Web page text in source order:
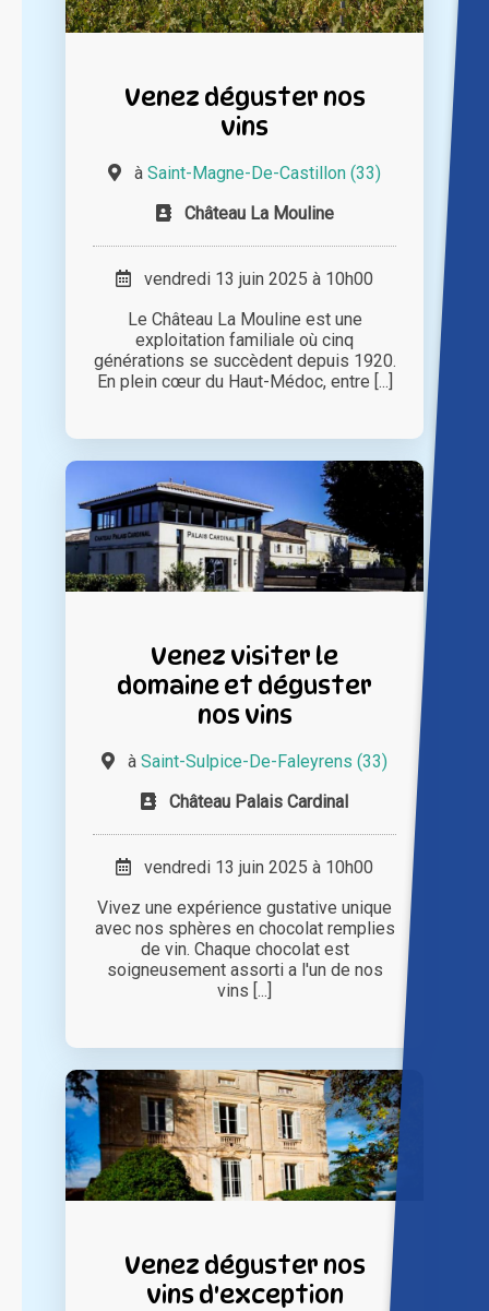
Venez déguster nos
vins
à Saint-Magne-De-Castillon (33)
Château La Mouline
vendredi 13 juin 2025 à 10h00
Le Château La Mouline est une
exploitation familiale où cinq
générations se succèdent depuis 1920.
En plein cœur du Haut-Médoc, entre [...]
Venez visiter le
domaine et déguster
nos vins
à Saint-Sulpice-De-Faleyrens (33)
Château Palais Cardinal
vendredi 13 juin 2025 à 10h00
Vivez une expérience gustative unique
avec nos sphères en chocolat remplies
de vin. Chaque chocolat est
soigneusement assorti a l'un de nos
vins [...]
Venez déguster nos
vins d'exception